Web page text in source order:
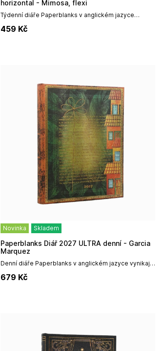
Týdenní diáře Paperblanks v anglickém jazyce
designem, prémiovou vazbou a vysokou odolností,...
horizontal - Mimosa, flexi
459 Kč
Novinka Skladem
Denní diáře Paperblanks v anglickém jazyce vynikají
prémiovou vazbou a vysokou odolností, díky...
Paperblanks Diář 2027 ULTRA denní - Garcia
Marquez
679 Kč